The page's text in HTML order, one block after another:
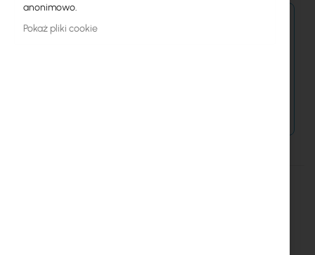
najbliższy dzień roboczy.
anonimowo.
Pokaż pliki cookie